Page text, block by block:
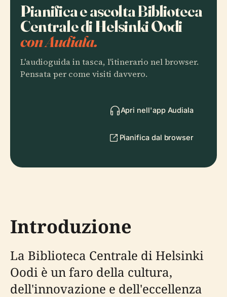
Pianifica e ascolta Biblioteca
Centrale di Helsinki Oodi
con Audiala.
L'audioguida in tasca, l'itinerario nel browser.
Pensata per come visiti davvero.
Apri nell'app Audiala
Pianifica dal browser
Introduzione
La Biblioteca Centrale di Helsinki
Oodi è un faro della cultura,
dell'innovazione e dell'eccellenza